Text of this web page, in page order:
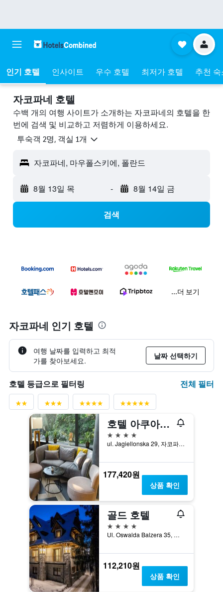
인기 호텔 인사이트 우수 호텔 최저가 호텔 추천
자코파네 호텔
수백 개의 여행 사이트가 소개하는 자코파네​의 호텔을 한
번에 검색 및 비교하고 저렴하게 이용하세요.
​투숙객 2​명, ​객실 1개
자코파네, 마우폴스키에, 폴란드
8월 13일 목 - 8월 14일 금
검색
...더 보기
자코파네 인기 호텔
여행 날짜를 입력하고 최적
가를 찾아보세요.
날짜 선택하기
호텔 등급으로 필터링 전체 필터
호텔 아쿠아리온 패밀리 & 프렌즈 - 데스티고 호텔
4성급
ul. Jagiellonska 29, 자코파네, 마우폴스키에, 폴란드
177,420원
상품 확인
골드 호텔
4성급
Ul. Oswalda Balzera 35, 자코파네, 마우폴스키에, 폴란드
112,210원
상품 확인